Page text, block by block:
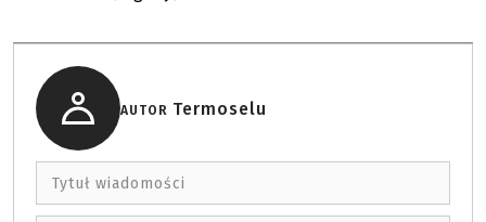
AUTOR Termoselu
Tytuł wiadomości